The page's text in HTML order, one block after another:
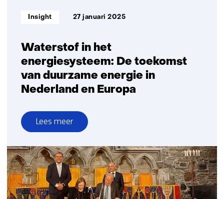
Waterstof in het
energiesysteem: De toekomst
van duurzame energie in
Nederland en Europa
Informatietype:
Insight 27 januari 2025
Lees meer
over
Waterstof
in
het
energiesysteem:
De